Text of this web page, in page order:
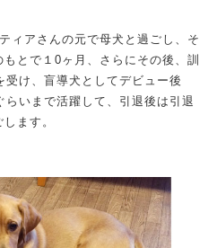
ィアさんの元で母犬と過ごし、そ
とで１0ヶ月、さらにその後、訓
け、盲導犬としてデビュー後
いまで活躍して、引退後は引退
ます。